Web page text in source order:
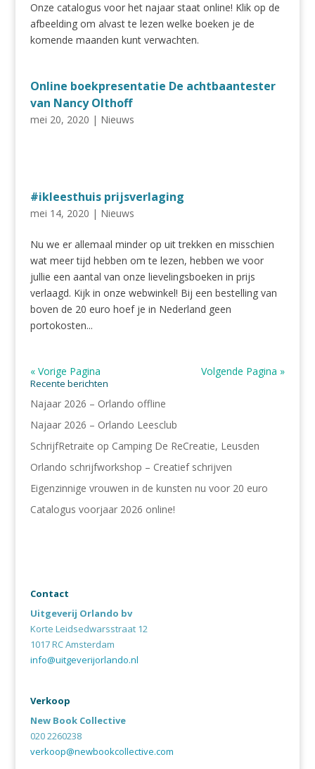
Onze catalogus voor het najaar staat online! Klik op de
afbeelding om alvast te lezen welke boeken je de
komende maanden kunt verwachten.
Online boekpresentatie De achtbaantester
van Nancy Olthoff
mei 20, 2020 | Nieuws
#ikleesthuis prijsverlaging
mei 14, 2020 | Nieuws
Nu we er allemaal minder op uit trekken en misschien
wat meer tijd hebben om te lezen, hebben we voor
jullie een aantal van onze lievelingsboeken in prijs
verlaagd. Kijk in onze webwinkel! Bij een bestelling van
boven de 20 euro hoef je in Nederland geen
portokosten...
« Vorige Pagina Volgende Pagina »
Recente berichten
Najaar 2026 – Orlando offline
Najaar 2026 – Orlando Leesclub
SchrijfRetraite op Camping De ReCreatie, Leusden
Orlando schrijfworkshop – Creatief schrijven
Eigenzinnige vrouwen in de kunsten nu voor 20 euro
Catalogus voorjaar 2026 online!
Contact
Uitgeverij Orlando bv
Korte Leidsedwarsstraat 12
1017 RC Amsterdam
info@uitgeverijorlando.nl
Verkoop
New Book Collective
020 2260238
verkoop@newbookcollective.com